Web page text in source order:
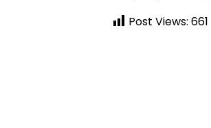
Post Views: 661